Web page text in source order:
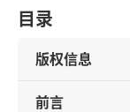
目录
版权信息
前言